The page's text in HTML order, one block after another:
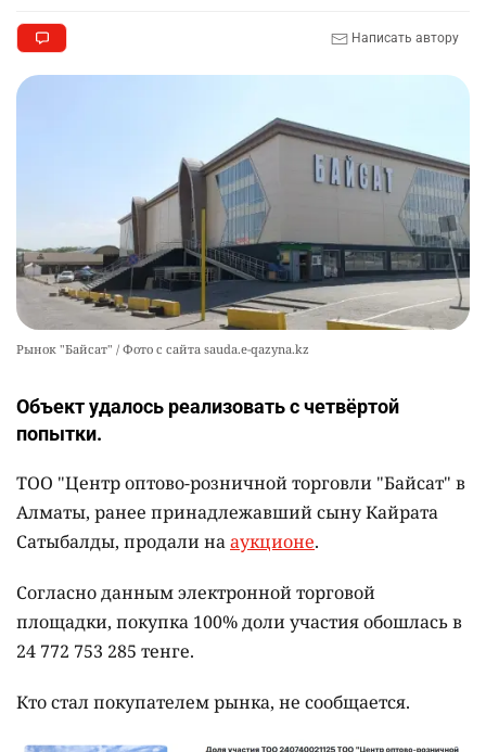
Написать автору
Рынок "Байсат" / Фото с сайта sauda.e-qazyna.kz
Объект удалось реализовать с четвёртой
попытки.
ТОО "Центр оптово-розничной торговли "Байсат" в
Алматы, ранее принадлежавший сыну Кайрата
Сатыбалды, продали нааукционе.
Согласно данным электронной торговой
площадки, покупка 100% доли участия обошлась в
24 772 753 285 тенге.
Кто стал покупателем рынка, не сообщается.